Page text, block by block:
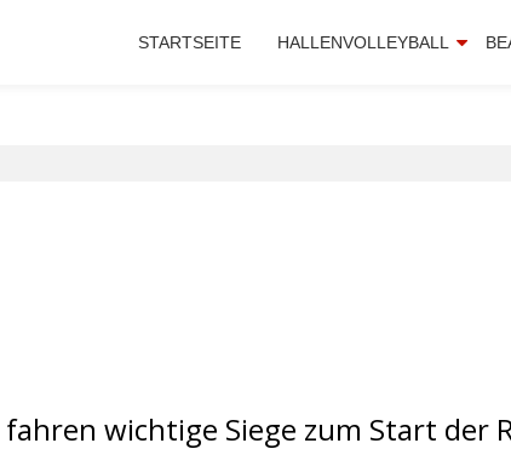
STARTSEITE HALLENVOLLEYBALL
wichtige Siege zum Start der